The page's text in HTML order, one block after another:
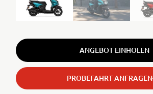
ANGEBOT EINHOLEN
PROBEFAHRT ANFRAGEN